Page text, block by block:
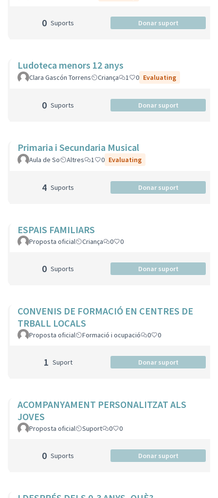
0 Suports Donar suport
Ludoteca menors 12 anys
Clara Gascón Torrens Criança 1 0 Evaluating
0 Suports Donar suport
Primaria i Secundaria Musical
Aula de So Altres 1 0 Evaluating
4 Suports Donar suport
ESPAIS FAMILIARS
Proposta oficial Criança 0 0
0 Suports Donar suport
CONVENIS DE FORMACIÓ EN CENTRES DE
TRBALL LOCALS
Proposta oficial Formació i ocupació 0 0
1 Suport Donar suport
ACOMPANYAMENT PERSONALITZAT ALS
JOVES
Proposta oficial Suport 0 0
0 Suports Donar suport